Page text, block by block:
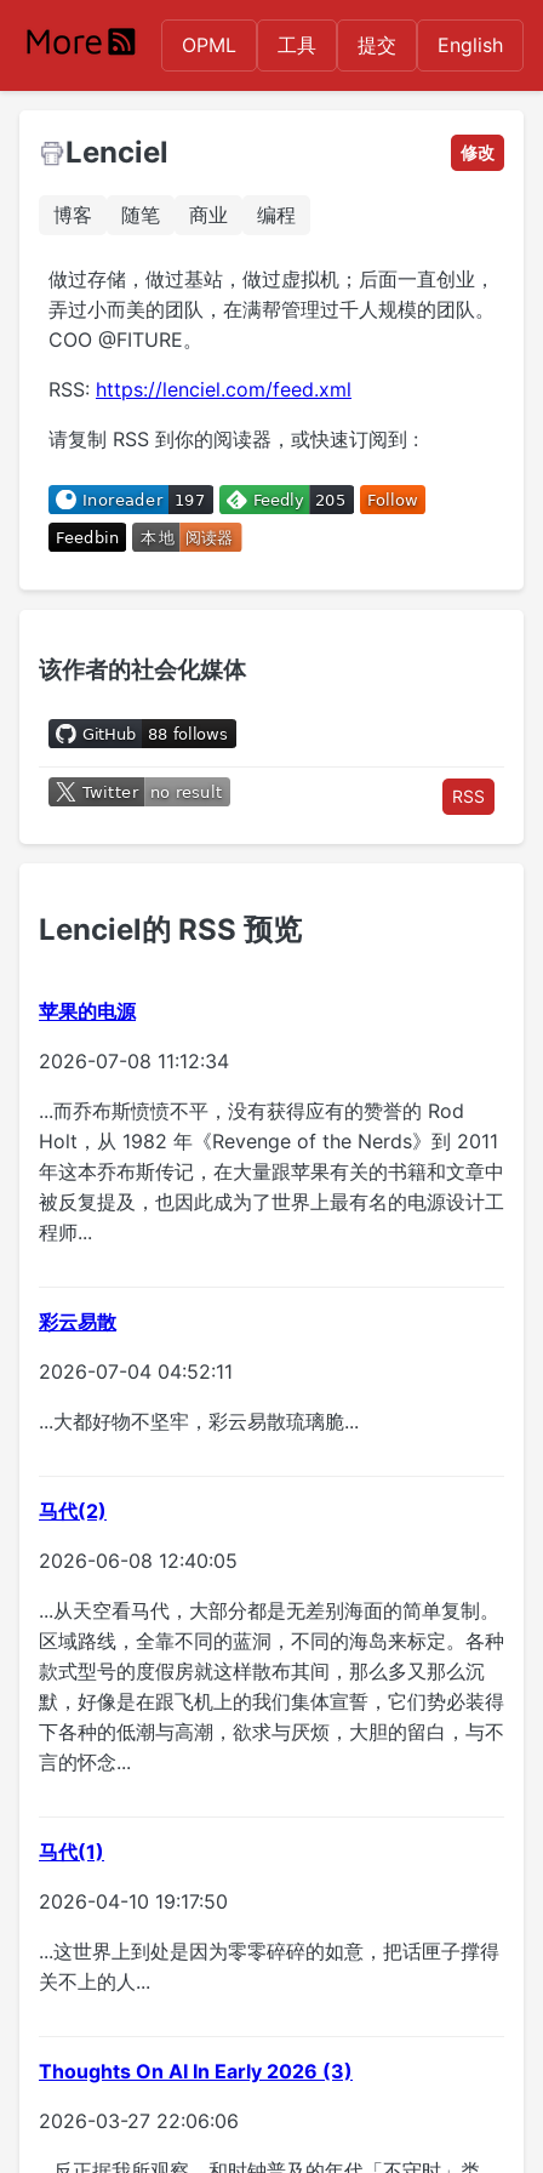
OPML 工具 提交 English
Lenciel 修改
博客 随笔 商业 编程
做过存储，做过基站，做过虚拟机；后面一直创业，
弄过小而美的团队，在满帮管理过千人规模的团队。
COO @FITURE。
RSS: https://lenciel.com/feed.xml
请复制 RSS 到你的阅读器，或快速订阅到 :
Lenciel的 RSS 预览
苹果的电源
2026-07-08 11:12:34
...而乔布斯愤愤不平，没有获得应有的赞誉的 Rod
Holt，从 1982 年《Revenge of the Nerds》到 2011
年这本乔布斯传记，在大量跟苹果有关的书籍和文章中
被反复提及，也因此成为了世界上最有名的电源设计工
程师...
彩云易散
2026-07-04 04:52:11
...大都好物不坚牢，彩云易散琉璃脆...
马代(2)
2026-06-08 12:40:05
...从天空看马代，大部分都是无差别海面的简单复制。
区域路线，全靠不同的蓝洞，不同的海岛来标定。各种
款式型号的度假房就这样散布其间，那么多又那么沉
默，好像是在跟飞机上的我们集体宣誓，它们势必装得
下各种的低潮与高潮，欲求与厌烦，大胆的留白，与不
言的怀念...
马代(1)
2026-04-10 19:17:50
...这世界上到处是因为零零碎碎的如意，把话匣子撑得
关不上的人...
Thoughts On AI In Early 2026 (3)
2026-03-27 22:06:06
该作者的社会化媒体
RSS